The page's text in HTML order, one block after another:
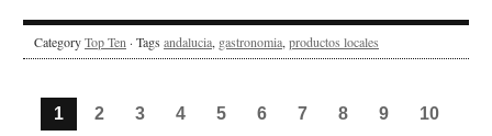
CategoryTop Ten · Tags andalucia, gastronomia,productos locales
1 2 3 4 5 6 7 8 9
10